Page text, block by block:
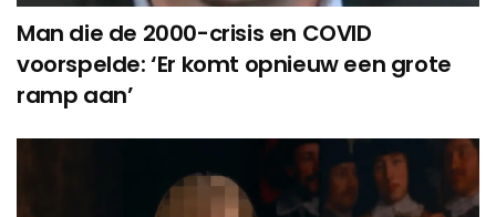
Man die de 2000-crisis en COVID
voorspelde: ‘Er komt opnieuw een grote
ramp aan’